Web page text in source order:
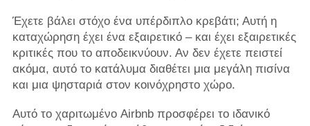
Έχετε βάλει στόχο ένα υπέρδιπλο κρεβάτι; Αυτή η
καταχώρηση έχει ένα εξαιρετικό – και έχει εξαιρετικές
κριτικές που το αποδεικνύουν. Αν δεν έχετε πειστεί
ακόμα, αυτό το κατάλυμα διαθέτει μια μεγάλη πισίνα
και μια ψησταριά στον κοινόχρηστο χώρο.
Αυτό το χαριτωμένο Airbnb προσφέρει το ιδανικό